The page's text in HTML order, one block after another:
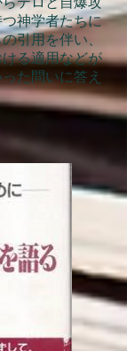
神学者たちに
引用を伴い、
る適用などが
た問いに答え